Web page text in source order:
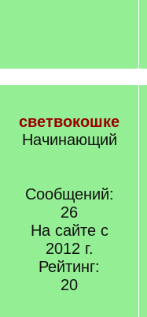
светвокошке
Начинающий
Сообщений:
26
На сайте с
2012 г.
Рейтинг:
20